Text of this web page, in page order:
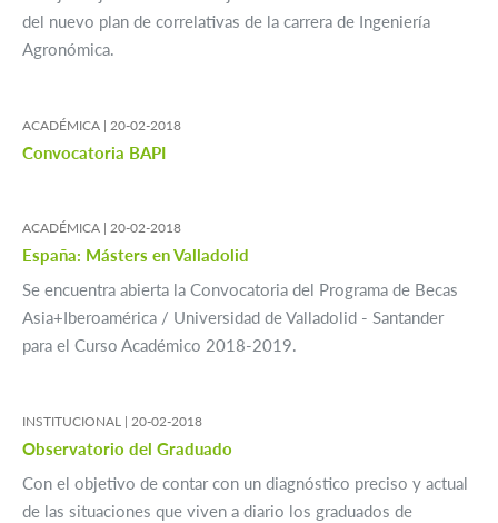
del nuevo plan de correlativas de la carrera de Ingeniería
Agronómica.
ACADÉMICA | 20-02-2018
Convocatoria BAPI
ACADÉMICA | 20-02-2018
España: Másters en Valladolid
Se encuentra abierta la Convocatoria del Programa de Becas
Asia+Iberoamérica / Universidad de Valladolid - Santander
para el Curso Académico 2018-2019.
INSTITUCIONAL | 20-02-2018
Observatorio del Graduado
Con el objetivo de contar con un diagnóstico preciso y actual
de las situaciones que viven a diario los graduados de